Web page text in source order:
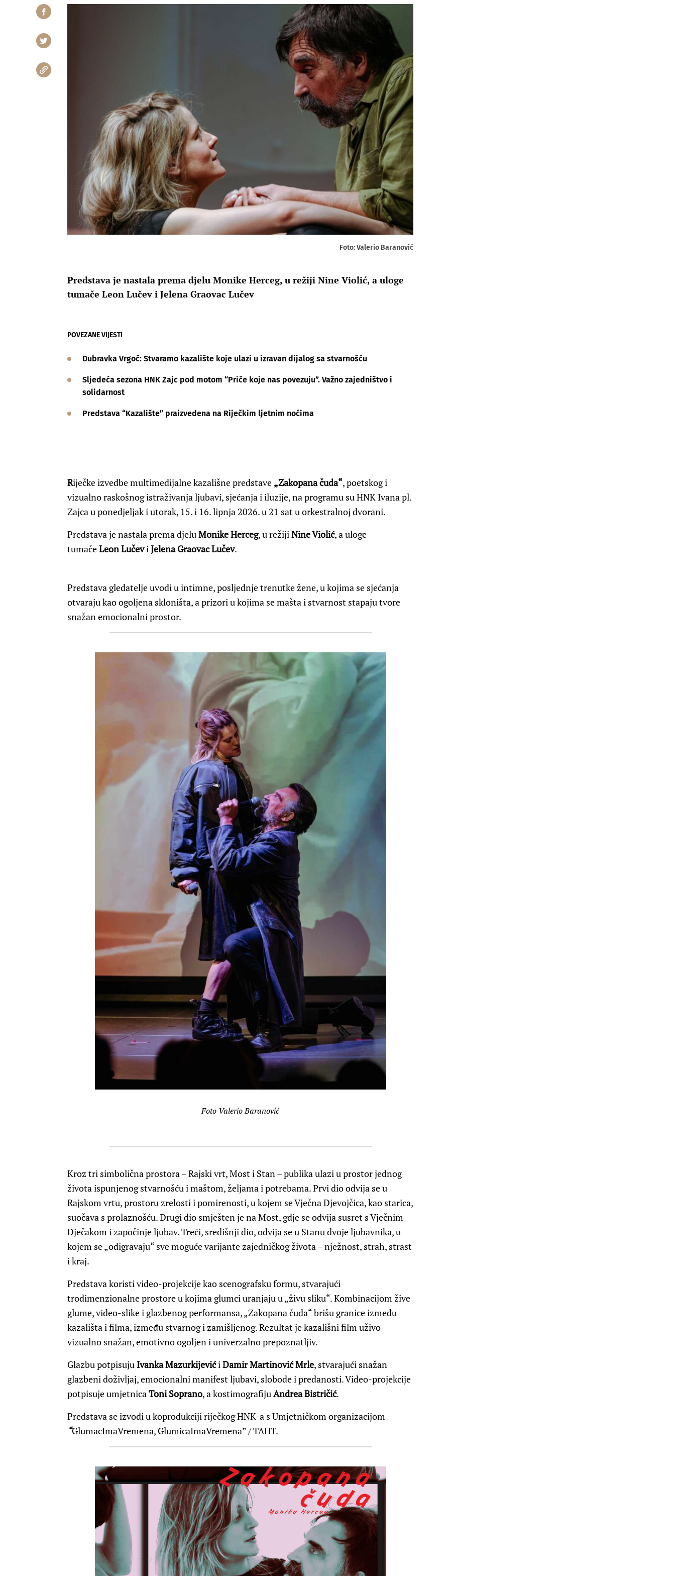
Foto: Valerio Baranović
Predstava je nastala prema djelu Monike Herceg, u režiji Nine Violić, a uloge
tumače Leon Lučev i Jelena Graovac Lučev
POVEZANE VIJESTI
Dubravka Vrgoč: Stvaramo kazalište koje ulazi u izravan dijalog sa stvarnošću
Sljedeća sezona HNK Zajc pod motom “Priče koje nas povezuju”. Važno zajedništvo i
solidarnost
Predstava “Kazalište” praizvedena na Riječkim ljetnim noćima
Riječke izvedbe multimedijalne kazališne predstave „Zakopana čuda“, poetskog i
vizualno raskošnog istraživanja ljubavi, sjećanja i iluzije, na programu su HNK Ivana pl.
Zajca u ponedjeljak i utorak, 15. i 16. lipnja 2026. u 21 sat u orkestralnoj dvorani.
Predstava je nastala prema djeluMonike Herceg, u režijiNine Violić, a uloge
tumačeLeon LučeviJelena Graovac Lučev.
Predstava gledatelje uvodi u intimne, posljednje trenutke žene, u kojima se sjećanja
otvaraju kao ogoljena skloništa, a prizori u kojima se mašta i stvarnost stapaju tvore
snažan emocionalni prostor.
Foto Valerio Baranović
Kroz tri simbolična prostora – Rajski vrt, Most i Stan – publika ulazi u prostor jednog
života ispunjenog stvarnošću i maštom, željama i potrebama. Prvi dio odvija se u
Rajskom vrtu, prostoru zrelosti i pomirenosti, u kojem se Vječna Djevojčica, kao starica,
suočava s prolaznošću. Drugi dio smješten je na Most, gdje se odvija susret s Vječnim
Dječakom i započinje ljubav. Treći, središnji dio, odvija se u Stanu dvoje ljubavnika, u
kojem se „odigravaju“ sve moguće varijante zajedničkog života – nježnost, strah, strast
i kraj.
Predstava koristi video-projekcije kao scenografsku formu, stvarajući
trodimenzionalne prostore u kojima glumci uranjaju u „živu sliku“. Kombinacijom žive
glume, video-slike i glazbenog performansa, „Zakopana čuda“ brišu granice između
kazališta i filma, između stvarnog i zamišljenog. Rezultat je kazališni film uživo –
vizualno snažan, emotivno ogoljen i univerzalno prepoznatljiv.
Glazbu potpisujuIvanka MazurkijevićiDamir Martinović Mrle, stvarajući snažan
glazbeni doživljaj, emocionalni manifest ljubavi, slobode i predanosti. Video-projekcije
potpisuje umjetnicaToni Soprano, a kostimografijuAndrea Bistričić.
Predstava se izvodi u koprodukcijiriječkog HNK-a s Umjetničkom organizacijom
“GlumacImaVremena, GlumicaImaVremena” / TAHT.